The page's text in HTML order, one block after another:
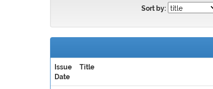
Sort by:
Issue
Date
Title